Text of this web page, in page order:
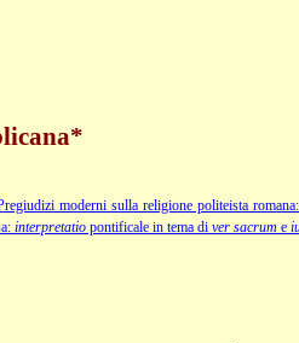
moderni sulla religione politeista
interpretatio pontificale in tema di ver sacrum e